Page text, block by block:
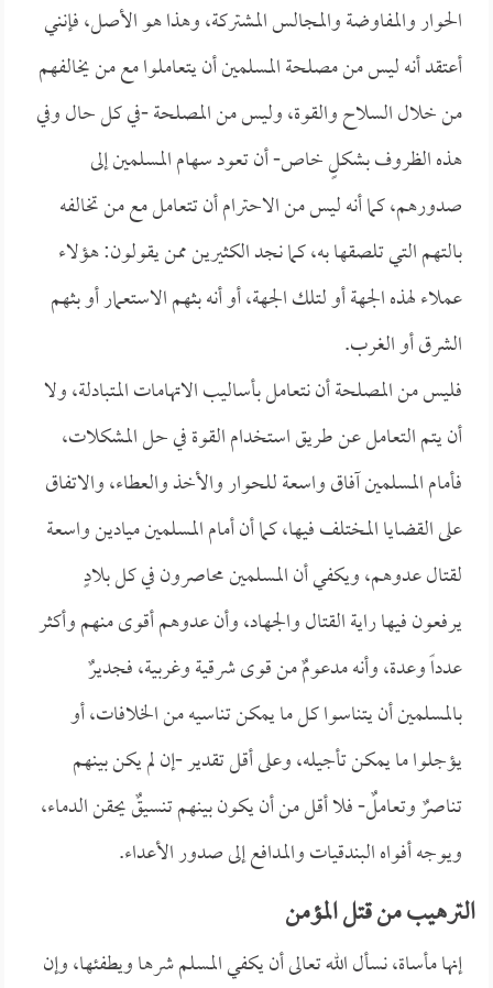
الحوار والمفاوضة والمجالس المشتركة، وهذا هو الأصل، فإنني
أعتقد أنه ليس من مصلحة المسلمين أن يتعاملوا مع من يخالفهم
من خلال السلاح والقوة، وليس من المصلحة -في كل حال وفي
هذه الظروف بشكلٍ خاص- أن تعود سهام المسلمين إلى
صدورهم، كما أنه ليس من الاحترام أن تتعامل مع من تخالفه
بالتهم التي تلصقها به، كما نجد الكثيرين ممن يقولون: هؤلاء
عملاء لهذه الجهة أو لتلك الجهة، أو أنه بثهم الاستعمار أو بثهم
الشرق أو الغرب.
فليس من المصلحة أن نتعامل بأساليب الاتهامات المتبادلة، ولا
أن يتم التعامل عن طريق استخدام القوة في حل المشكلات،
فأمام المسلمين آفاق واسعة للحوار والأخذ والعطاء، والاتفاق
على القضايا المختلف فيها، كما أن أمام المسلمين ميادين واسعة
لقتال عدوهم، ويكفي أن المسلمين محاصرون في كل بلادٍ
يرفعون فيها راية القتال والجهاد، وأن عدوهم أقوى منهم وأكثر
عدداً وعدة، وأنه مدعومٌ من قوى شرقية وغربية، فجديرٌ
بالمسلمين أن يتناسوا كل ما يمكن تناسيه من الخلافات، أو
يؤجلوا ما يمكن تأجيله، وعلى أقل تقدير -إن لم يكن بينهم
تناصرٌ وتعاملٌ- فلا أقل من أن يكون بينهم تنسيقٌ يحقن الدماء،
ويوجه أفواه البندقيات والمدافع إلى صدور الأعداء.
الترهيب من قتل المؤمن
إنها مأساة، نسأل الله تعالى أن يكفي المسلم شرها ويطفئها، وإن